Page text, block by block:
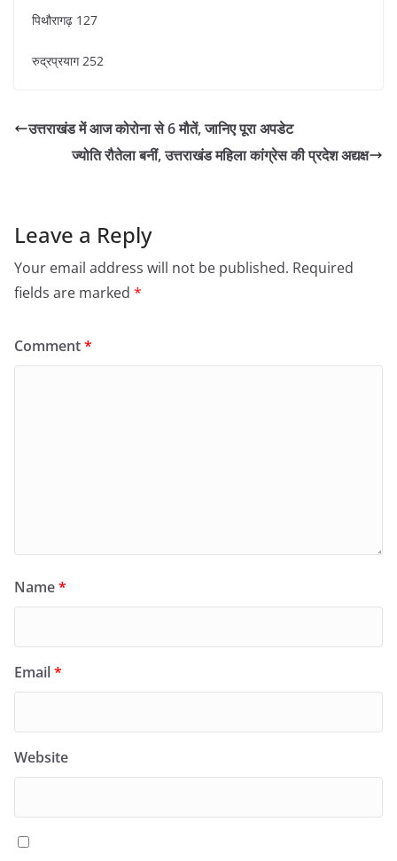
पिथौरागढ़ 127
रुद्रप्रयाग 252
उत्तराखंड में आज कोरोना से 6 मौतें, जानिए पूरा अपडेट
ज्योति रौतेला बनीं, उत्तराखंड महिला कांग्रेस की प्रदेश अद्यक्ष
Leave a Reply
Your email address will not be published. Required
fields are marked *
Comment*
Name*
Email*
Website